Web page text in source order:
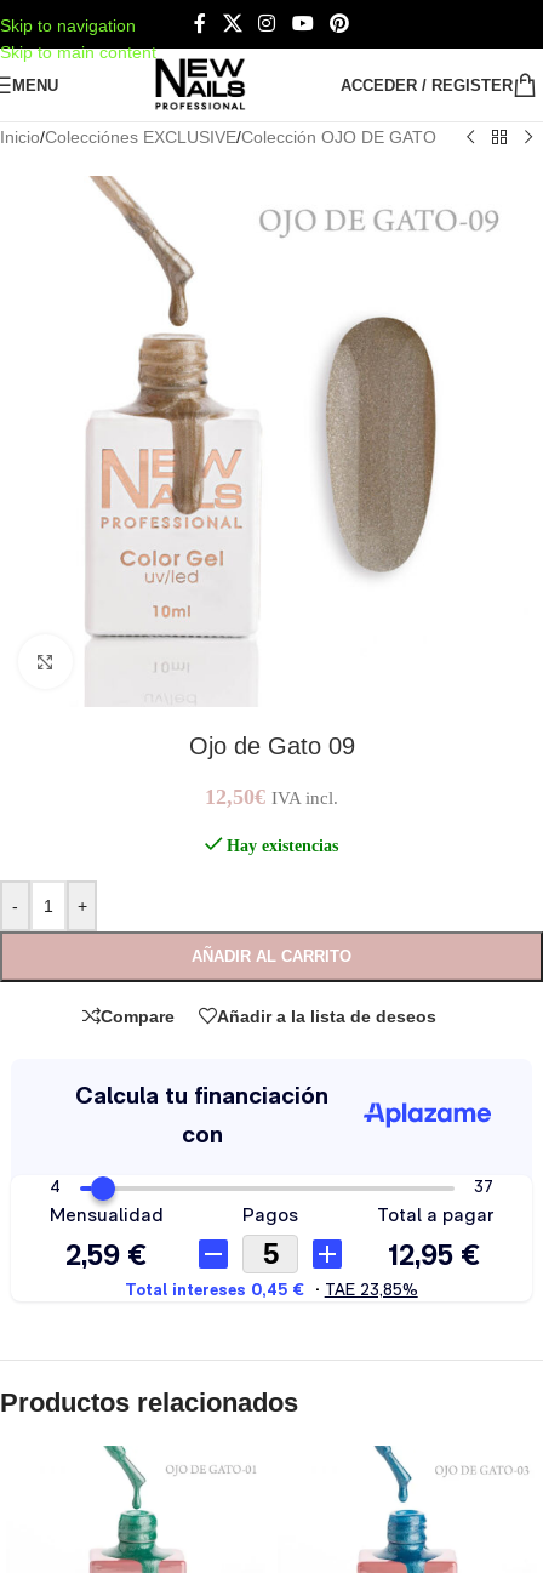
Skip to navigation
Skip to main content
MENU ACCEDER / REGISTER
Inicio/Colecciónes EXCLUSIVE/Colección OJO DE GATO
AMPLIAR IMAGEN
Ojo de Gato 09
12,50€ IVA incl.
Hay existencias
- +
AÑADIR AL CARRITO
Compare Añadir a la lista de deseos
Productos relacionados